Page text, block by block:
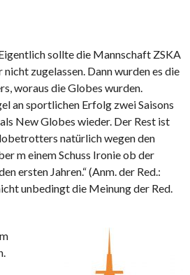
sollte die Mannschaft ZSKA
zugelassen. Dann wurden es die
woraus die Globes wurden.
an sportlichen Erfolg zwei Saisons
New Globes wieder. Der Rest ist
natürlich wegen den
m einem Schuss Ironie ob der
ersten Jahren.“ (Anm. der Red.:
unbedingt die Meinung der Red.